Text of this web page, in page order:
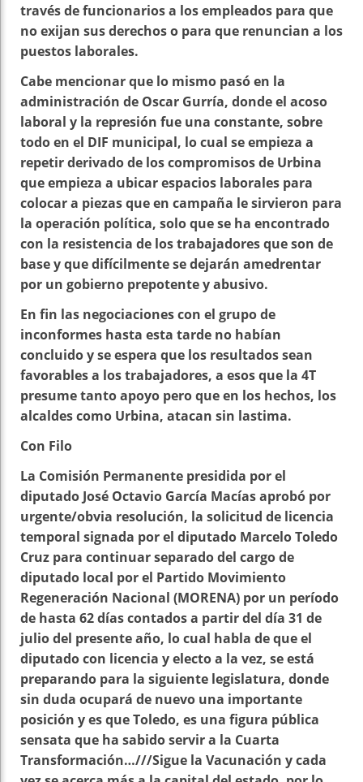
través de funcionarios a los empleados para que
no exijan sus derechos o para que renuncian a los
puestos laborales.
Cabe mencionar que lo mismo pasó en la
administración de Oscar Gurría, donde el acoso
laboral y la represión fue una constante, sobre
todo en el DIF municipal, lo cual se empieza a
repetir derivado de los compromisos de Urbina
que empieza a ubicar espacios laborales para
colocar a piezas que en campaña le sirvieron para
la operación política, solo que se ha encontrado
con la resistencia de los trabajadores que son de
base y que difícilmente se dejarán amedrentar
por un gobierno prepotente y abusivo.
En fin las negociaciones con el grupo de
inconformes hasta esta tarde no habían
concluido y se espera que los resultados sean
favorables a los trabajadores, a esos que la 4T
presume tanto apoyo pero que en los hechos, los
alcaldes como Urbina, atacan sin lastima.
Con Filo
La Comisión Permanente presidida por el
diputado José Octavio García Macías aprobó por
urgente/obvia resolución, la solicitud de licencia
temporal signada por el diputado Marcelo Toledo
Cruz para continuar separado del cargo de
diputado local por el Partido Movimiento
Regeneración Nacional (MORENA) por un período
de hasta 62 días contados a partir del día 31 de
julio del presente año, lo cual habla de que el
diputado con licencia y electo a la vez, se está
preparando para la siguiente legislatura, donde
sin duda ocupará de nuevo una importante
posición y es que Toledo, es una figura pública
sensata que ha sabido servir a la Cuarta
Transformación…///Sigue la Vacunación y cada